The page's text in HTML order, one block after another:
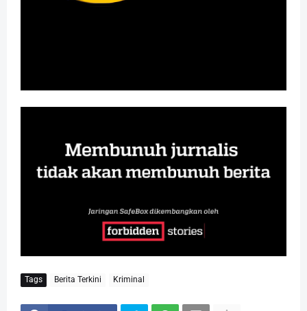
Tags Berita Terkini Kriminal